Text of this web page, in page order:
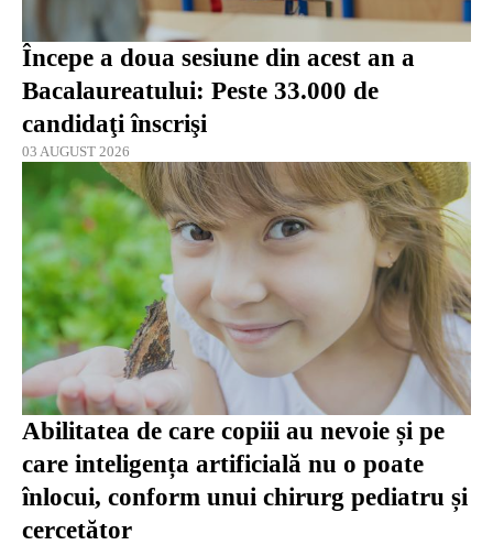
Începe a doua sesiune din acest an a
Bacalaureatului: Peste 33.000 de
candidaţi înscrişi
03 AUGUST 2026
Abilitatea de care copiii au nevoie și pe
care inteligența artificială nu o poate
înlocui, conform unui chirurg pediatru și
cercetător